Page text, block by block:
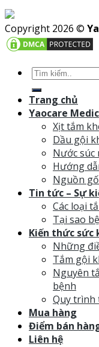
Copyright 2026 ©
Trang chủ
Yaocare Medic
Xịt tắm
Dầu gội
Nước súc
Hướng
Nguồn
Tin tức – Sự
Các loại
Tại sao
Kiến thức sức
Những
Tắm gội
Nguyên
bệnh
Quy trình
Mua hàng
Điểm bán
Liên hệ